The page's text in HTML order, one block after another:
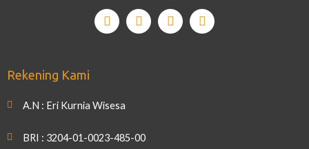
Rekening Kami
A.N : Eri Kurnia Wisesa
BRI : 3204-01-0023-485-00